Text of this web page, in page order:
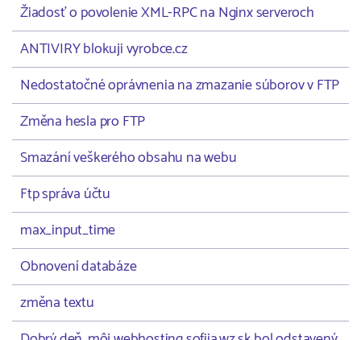
Žiadosť o povolenie XML-RPC na Nginx serveroch
ANTIVIRY blokuji vyrobce.cz
Nedostatočné oprávnenia na zmazanie súborov v FTP
Změna hesla pro FTP
Smazání veškerého obsahu na webu
Ftp správa účtu
max_input_time
Obnovení databáze
změna textu